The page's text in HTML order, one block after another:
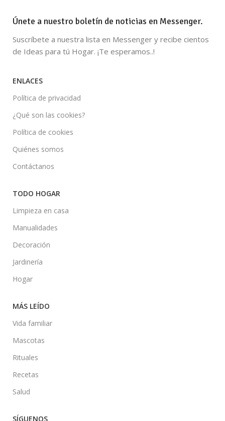
Únete a nuestro boletín de noticias en Messenger.
Suscríbete a nuestra lista en Messenger y recibe cientos
de Ideas para tú Hogar. ¡Te esperamos..!
ENLACES
Política de privacidad
¿Qué son las cookies?
Política de cookies
Quiénes somos
Contáctanos
TODO HOGAR
Limpieza en casa
Manualidades
Decoración
Jardinería
Hogar
MÁS LEÍDO
Vida familiar
Mascotas
Rituales
Recetas
Salud
SÍGUENOS